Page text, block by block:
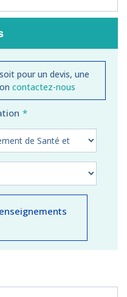
pour un devis, une
contactez-nous